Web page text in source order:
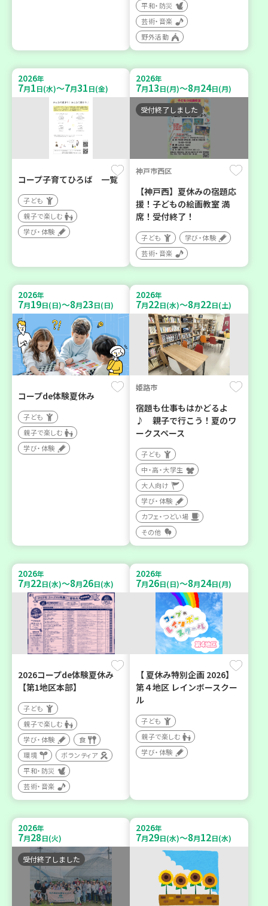
平和・防災
芸術・音楽
野外活動
2026年
7月1日(水)～7月31日(金)
コープ子育てひろば 一覧
子ども
親子で楽しむ
学び・体験
2026年
7月13日(月)～8月24日(月)
受付終了しました
神戸市西区
【神戸西】夏休みの宿題応
援！子どもの絵画教室 満
席！受付終了！
子ども
学び・体験
芸術・音楽
2026年
7月19日(日)～8月23日(日)
コープde体験夏休み
子ども
親子で楽しむ
学び・体験
2026年
7月22日(水)～8月22日(土)
姫路市
宿題も仕事もはかどるよ
♪ 親子で行こう！夏のワ
ークスペース
子ども
中・高・大学生
大人向け
学び・体験
カフェ・つどい場
その他
2026年
7月22日(水)～8月26日(水)
2026コープde体験夏休み
【第1地区本部】
子ども
親子で楽しむ
学び・体験
食
環境
ボランティア
平和・防災
芸術・音楽
2026年
7月26日(日)～8月24日(月)
【 夏休み特別企画 2026】
第４地区 レインボースクー
ル
子ども
親子で楽しむ
学び・体験
2026年
7月28日(火)
受付終了しました
2026年
7月29日(水)～8月12日(水)